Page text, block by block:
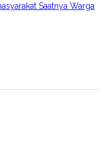
Saatnya Warga